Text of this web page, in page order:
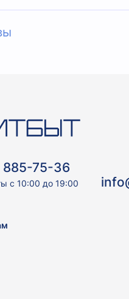
885-75-36
с 10:00 до 19:00